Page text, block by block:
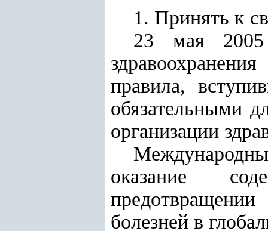
1. Принять к
23 мая 2005
правила,
обязательными
организации
оказание
болезней в